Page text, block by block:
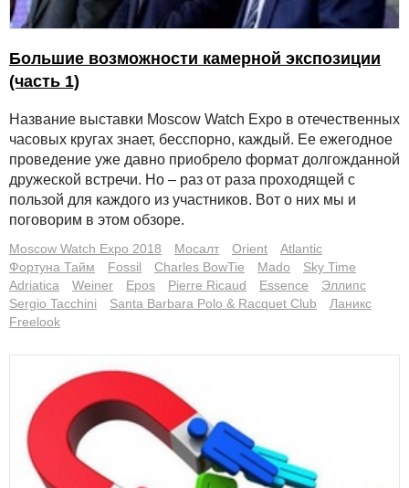
Большие возможности камерной экспозиции
(часть 1)
Название выставки Moscow Watch Expo в отечественных
часовых кругах знает, бесспорно, каждый. Ее ежегодное
проведение уже давно приобрело формат долгожданной
дружеской встречи. Но – раз от раза проходящей с
пользой для каждого из участников. Вот о них мы и
поговорим в этом обзоре.
Moscow Watch Expo 2018 Мосалт Orient
Atlantic
Фортуна Тайм
Fossil Charles BowTie Mado
Sky Time
Adriatica
Weiner Epos Pierre Ricaud Essence
Эллипс
Sergio Tacchini
Santa Barbara Polo & Racquet Club
Ланикс
Freelook